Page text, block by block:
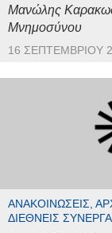
Μανώλης
Μνημοσύνου
16 ΣΕΠΤΕΜΒΡΊΟΥ
ΑΝΑΚΟΙΝΏΣΕΙΣ,
ΔΙΕΘΝΕΊΣ